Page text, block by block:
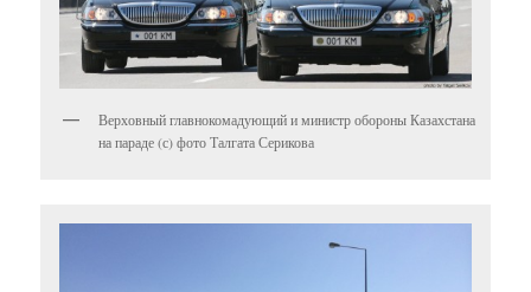
Верховный главнокомадующий и министр обороны Казахстана
на параде (с) фото Талгата Серикова